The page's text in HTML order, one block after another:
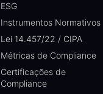
ESG
Instrumentos Normativos
Lei 14.457/22 / CIPA
Métricas de Compliance
Certificações de
Compliance